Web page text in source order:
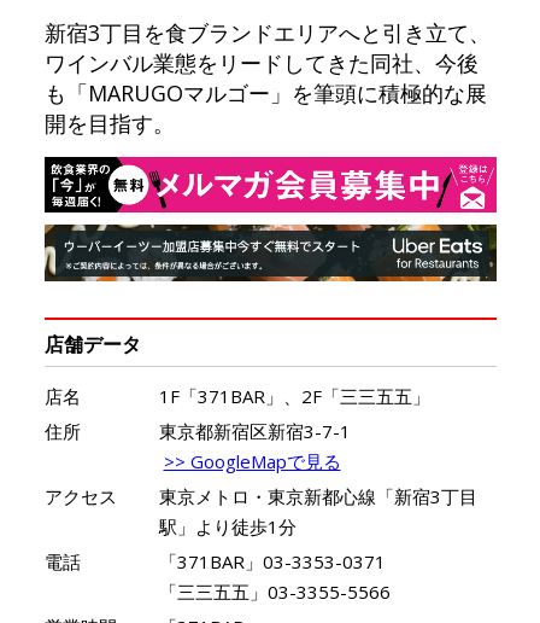
新宿3丁目を食ブランドエリアへと引き立て、
ワインバル業態をリードしてきた同社、今後
も「MARUGOマルゴー」を筆頭に積極的な展
開を目指す。
店舗データ
店名
1F「371BAR」、2F「三三五五」
住所
東京都新宿区新宿3-7-1
>> GoogleMapで見る
アクセス
東京メトロ・東京新都心線「新宿3丁目
駅」より徒歩1分
電話
「371BAR」03-3353-0371
「三三五五」03-3355-5566